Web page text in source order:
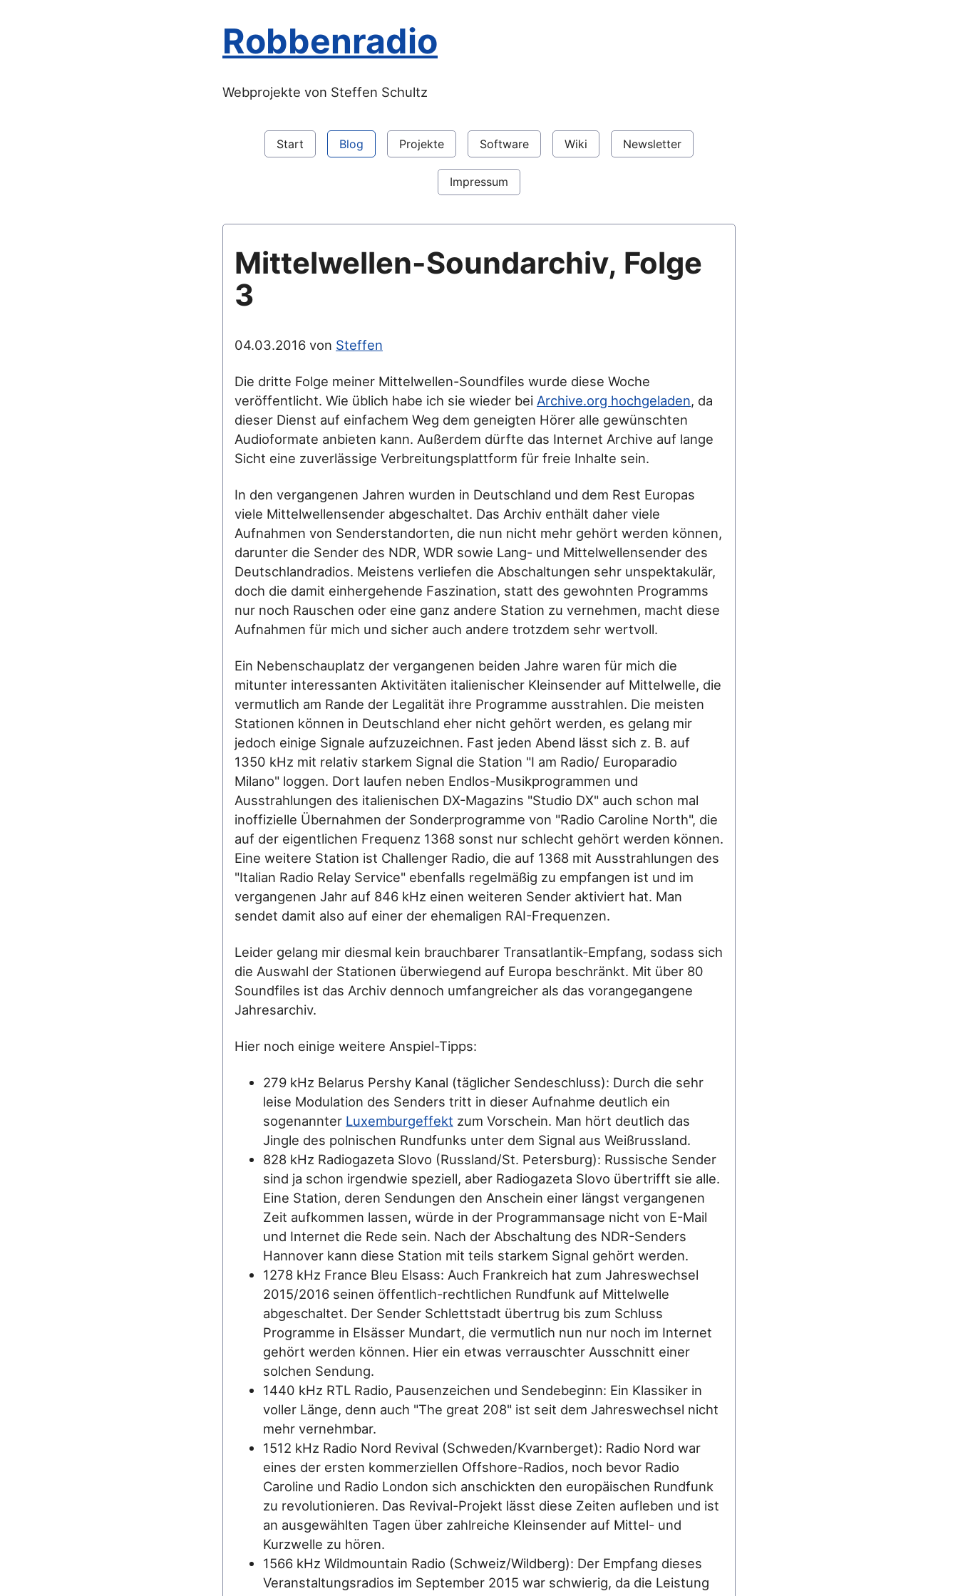
Robbenradio
Webprojekte von Steffen Schultz
Start Blog Projekte Software Wiki Newsletter
Impressum
Mittelwellen-Soundarchiv, Folge
3
04.03.2016 von Steffen
Die dritte Folge meiner Mittelwellen-Soundfiles wurde diese Woche
veröffentlicht. Wie üblich habe ich sie wieder bei Archive.org hochgeladen, da
dieser Dienst auf einfachem Weg dem geneigten Hörer alle gewünschten
Audioformate anbieten kann. Außerdem dürfte das Internet Archive auf lange
Sicht eine zuverlässige Verbreitungsplattform für freie Inhalte sein.
In den vergangenen Jahren wurden in Deutschland und dem Rest Europas
viele Mittelwellensender abgeschaltet. Das Archiv enthält daher viele
Aufnahmen von Senderstandorten, die nun nicht mehr gehört werden können,
darunter die Sender des NDR, WDR sowie Lang- und Mittelwellensender des
Deutschlandradios. Meistens verliefen die Abschaltungen sehr unspektakulär,
doch die damit einhergehende Faszination, statt des gewohnten Programms
nur noch Rauschen oder eine ganz andere Station zu vernehmen, macht diese
Aufnahmen für mich und sicher auch andere trotzdem sehr wertvoll.
Ein Nebenschauplatz der vergangenen beiden Jahre waren für mich die
mitunter interessanten Aktivitäten italienischer Kleinsender auf Mittelwelle, die
vermutlich am Rande der Legalität ihre Programme ausstrahlen. Die meisten
Stationen können in Deutschland eher nicht gehört werden, es gelang mir
jedoch einige Signale aufzuzeichnen. Fast jeden Abend lässt sich z. B. auf
1350 kHz mit relativ starkem Signal die Station "I am Radio/ Europaradio
Milano" loggen. Dort laufen neben Endlos-Musikprogrammen und
Ausstrahlungen des italienischen DX-Magazins "Studio DX" auch schon mal
inoffizielle Übernahmen der Sonderprogramme von "Radio Caroline North", die
auf der eigentlichen Frequenz 1368 sonst nur schlecht gehört werden können.
Eine weitere Station ist Challenger Radio, die auf 1368 mit Ausstrahlungen des
"Italian Radio Relay Service" ebenfalls regelmäßig zu empfangen ist und im
vergangenen Jahr auf 846 kHz einen weiteren Sender aktiviert hat. Man
sendet damit also auf einer der ehemaligen RAI-Frequenzen.
Leider gelang mir diesmal kein brauchbarer Transatlantik-Empfang, sodass sich
die Auswahl der Stationen überwiegend auf Europa beschränkt. Mit über 80
Soundfiles ist das Archiv dennoch umfangreicher als das vorangegangene
Jahresarchiv.
Hier noch einige weitere Anspiel-Tipps:
279 kHz Belarus Pershy Kanal (täglicher Sendeschluss): Durch die sehr
leise Modulation des Senders tritt in dieser Aufnahme deutlich ein
sogenannter Luxemburgeffekt zum Vorschein. Man hört deutlich das
Jingle des polnischen Rundfunks unter dem Signal aus Weißrussland.
828 kHz Radiogazeta Slovo (Russland/St. Petersburg): Russische Sender
sind ja schon irgendwie speziell, aber Radiogazeta Slovo übertrifft sie alle.
Eine Station, deren Sendungen den Anschein einer längst vergangenen
Zeit aufkommen lassen, würde in der Programmansage nicht von E-Mail
und Internet die Rede sein. Nach der Abschaltung des NDR-Senders
Hannover kann diese Station mit teils starkem Signal gehört werden.
1278 kHz France Bleu Elsass: Auch Frankreich hat zum Jahreswechsel
2015/2016 seinen öffentlich-rechtlichen Rundfunk auf Mittelwelle
abgeschaltet. Der Sender Schlettstadt übertrug bis zum Schluss
Programme in Elsässer Mundart, die vermutlich nun nur noch im Internet
gehört werden können. Hier ein etwas verrauschter Ausschnitt einer
solchen Sendung.
1440 kHz RTL Radio, Pausenzeichen und Sendebeginn: Ein Klassiker in
voller Länge, denn auch "The great 208" ist seit dem Jahreswechsel nicht
mehr vernehmbar.
1512 kHz Radio Nord Revival (Schweden/Kvarnberget): Radio Nord war
eines der ersten kommerziellen Offshore-Radios, noch bevor Radio
Caroline und Radio London sich anschickten den europäischen Rundfunk
zu revolutionieren. Das Revival-Projekt lässt diese Zeiten aufleben und ist
an ausgewählten Tagen über zahlreiche Kleinsender auf Mittel- und
Kurzwelle zu hören.
1566 kHz Wildmountain Radio (Schweiz/Wildberg): Der Empfang dieses
Veranstaltungsradios im September 2015 war schwierig, da die Leistung